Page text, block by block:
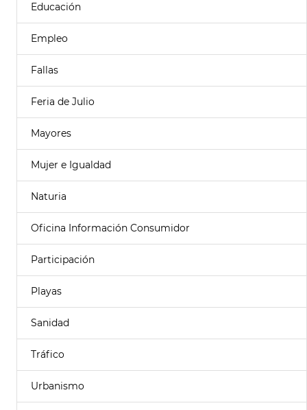
Educación
Empleo
Fallas
Feria de Julio
Mayores
Mujer e Igualdad
Naturia
Oficina Información Consumidor
Participación
Playas
Sanidad
Tráfico
Urbanismo